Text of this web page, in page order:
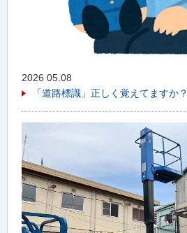
2026 05.08
「道路標識」正しく覚えてますか？